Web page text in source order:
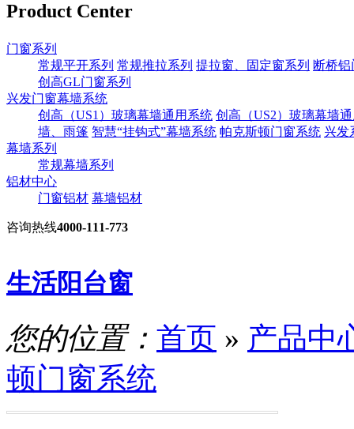
Product Center
门窗系列
常规平开系列 常规推拉系列 提拉窗、固定窗系列 断桥铝
创高GL门窗系列
兴发门窗幕墙系统
创高（US1）玻璃幕墙通用系统 创高（US2）玻璃幕墙
墙、雨篷 智慧“挂钩式”幕墙系统 帕克斯顿门窗系统 兴发
幕墙系列
常规幕墙系列
铝材中心
门窗铝材 幕墙铝材
咨询热线4000-111-773
生活阳台窗
您的位置： 首页 » 产品中
顿门窗系统